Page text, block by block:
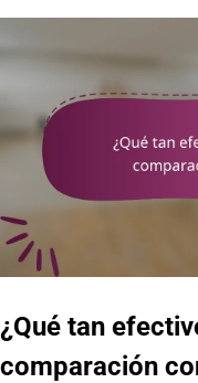
¿Qué tan
comparación